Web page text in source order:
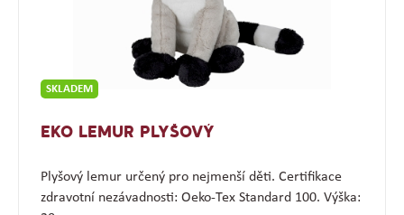
SKLADEM
EKO LEMUR PLYŠOVÝ
Plyšový lemur určený pro nejmenší děti. Certifikace
zdravotní nezávadnosti: Oeko-Tex Standard 100. Výška: